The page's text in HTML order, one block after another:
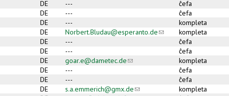
DE ---
ĉefa
DE ---
ĉefa
DE ---
kompleta
DE Norbert.Bludau@esperanto.de(link sends e-mail)
kompleta
DE ---
ĉefa
DE ---
ĉefa
DE goar.e@dametec.de(link sends e-mail)kompleta
DE ---
ĉefa
DE ---
ĉefa
DE s.a.emmerich@gmx.de(link sends e-mail)kompleta